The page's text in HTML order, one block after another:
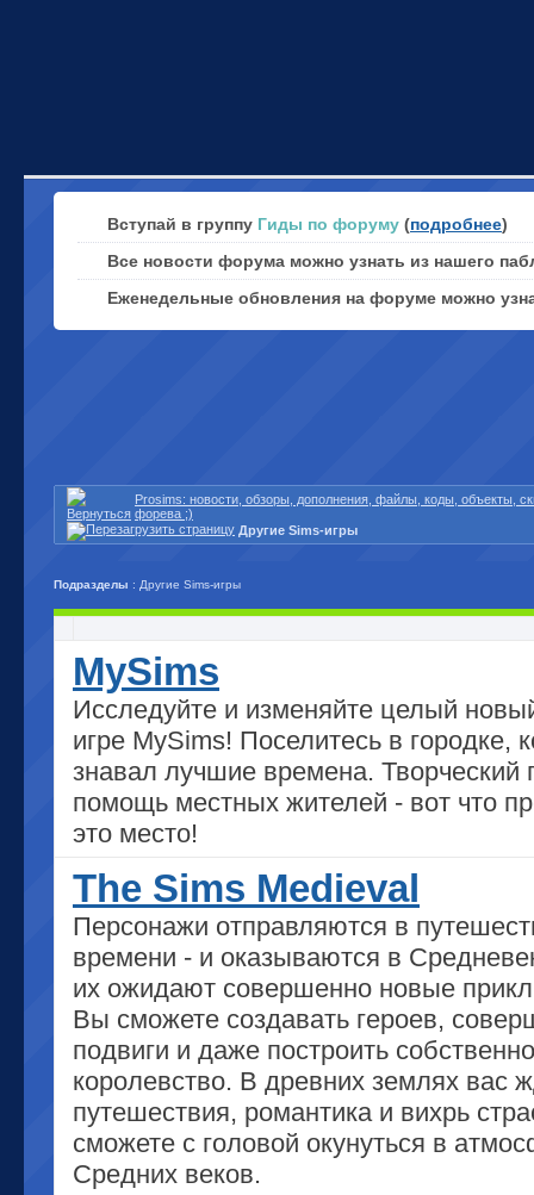
Вступай в группу Гиды по форуму (подробнее)
Все новости форума можно узнать из нашего
Еженедельные обновления на форуме можно
Prosims: новости, обзоры, дополнения, файлы, коды, объекты,
форева ;)
Другие Sims-игры
Подразделы : Другие Sims-игры
MySims
Исследуйте и изменяйте целый
игре MySims! Поселитесь в городке,
знавал лучшие времена. Творческий
помощь местных жителей - вот что
это место!
The Sims Medieval
Персонажи отправляются в
времени - и оказываются в
их ожидают совершенно новые
Вы сможете создавать героев,
подвиги и даже построить
королевство. В древних землях вас
путешествия, романтика и вихрь
сможете с головой окунуться в
Средних веков.